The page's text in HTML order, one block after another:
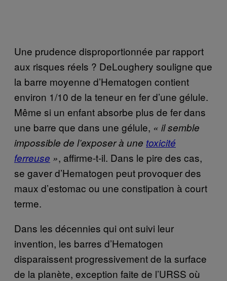
Une prudence disproportionnée par rapport
aux risques réels ? DeLoughery souligne que
la barre moyenne d’Hematogen contient
environ 1/10 de la teneur en fer d’une gélule.
Même si un enfant absorbe plus de fer dans
une barre que dans une gélule, « il semble
impossible de l’exposer à une toxicité
ferreuse », affirme-t-il. Dans le pire des cas,
se gaver d’Hematogen peut provoquer des
maux d’estomac ou une constipation à court
terme.
Dans les décennies qui ont suivi leur
invention, les barres d’Hematogen
disparaissent progressivement de la surface
de la planète, exception faite de l’URSS où